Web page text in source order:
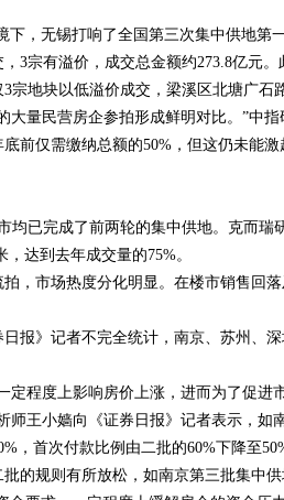
，无锡打响了全国第三次集中供地第一
宗有溢价，成交总金额约273.8亿元。
地块以低溢价成交，梁溪区北塘广石
量民营房企参拍形成鲜明对比。”中指
前仅需缴纳总额的50%，但这仍未能
已完成了前两轮的集中供地。克而瑞
达到去年成交量的75%。
市场热度分化明显。在楼市销售回落
》记者不完全统计，南京、苏州、深
程度上影响房价上涨，进而为了促进
师王小嫱向《证券日报》记者表示，如
，首次付款比例由二批的60%下降至
规则有所放松，如南京第三批集中供
企业级
南